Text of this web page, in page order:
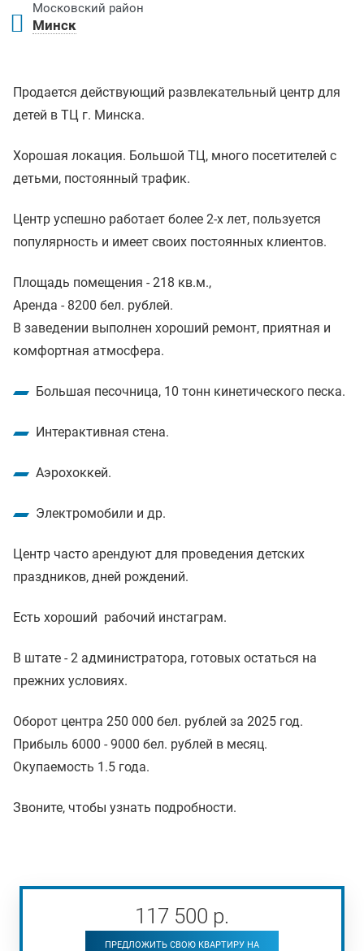
Московский район
Минск
Продается действующий развлекательный центр для
детей в ТЦ г. Минска.
Хорошая локация. Большой ТЦ, много посетителей с
детьми, постоянный трафик.
Центр успешно работает более 2-х лет, пользуется
популярность и имеет своих постоянных клиентов.
Площадь помещения - 218 кв.м.,
Аренда - 8200 бел. рублей.
В заведении выполнен хороший ремонт, приятная и
комфортная атмосфера.
Большая песочница, 10 тонн кинетического песка.
Интерактивная стена.
Аэрохоккей.
Электромобили и др.
Центр часто арендуют для проведения детских
праздников, дней рождений.
Есть хороший рабочий инстаграм.
В штате - 2 администратора, готовых остаться на
прежних условиях.
Оборот центра 250 000 бел. рублей за 2025 год.
Прибыль 6000 - 9000 бел. рублей в месяц.
Окупаемость 1.5 года.
Звоните, чтобы узнать подробности.
117 500 р.
ПРЕДЛОЖИТЬ СВОЮ КВАРТИРУ НА